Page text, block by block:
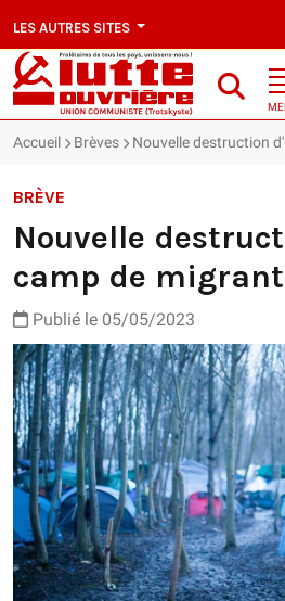
LES AUTRES SITES
Accueil Brèves Nouvelle destruction
BRÈVE
Nouvelle
camp de
Publié le 05/05/2023